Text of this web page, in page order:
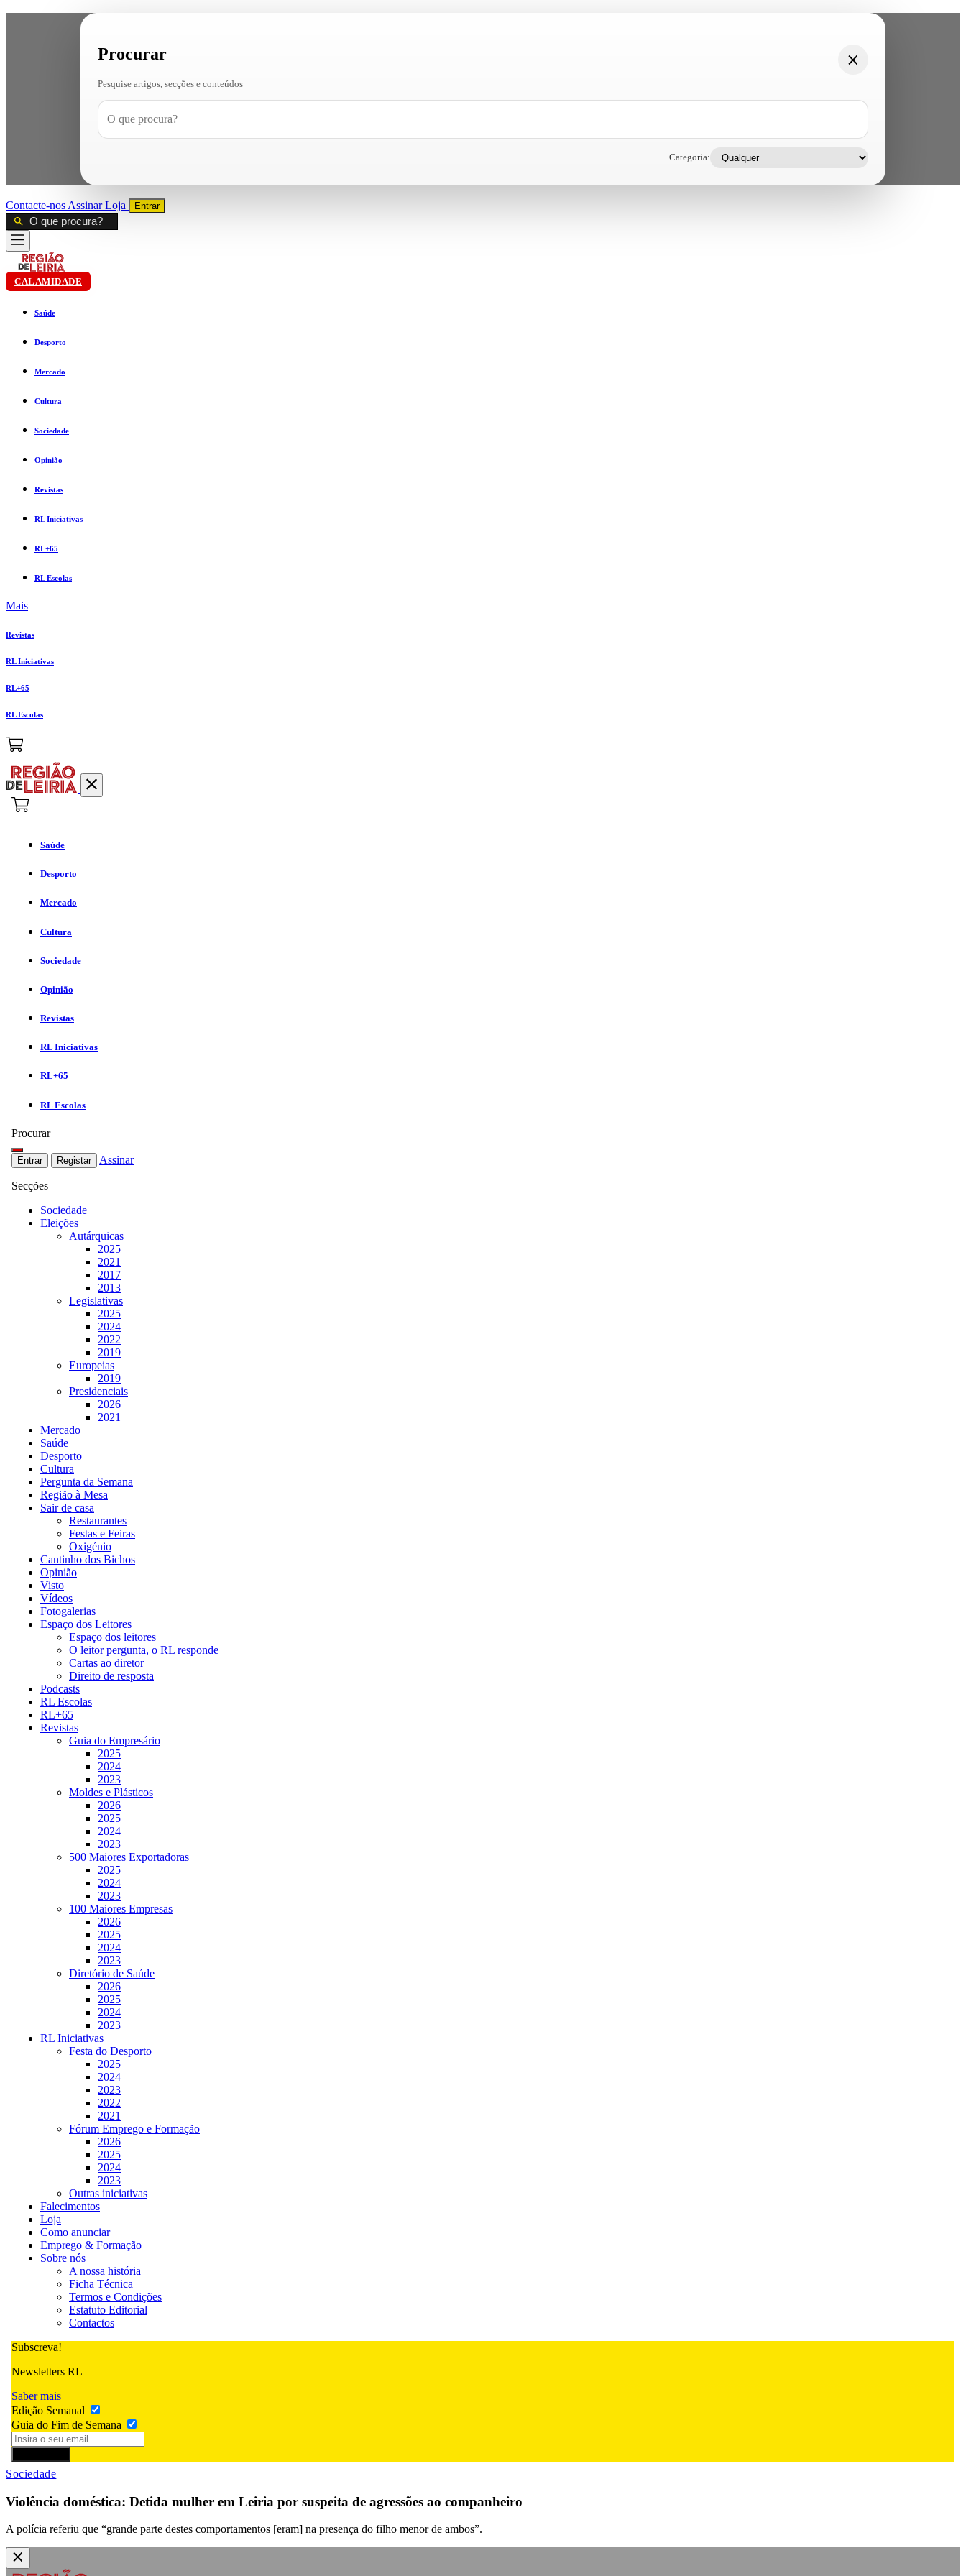
Procurar
Pesquise artigos, secções e conteúdos
Categoria:
Contacte-nos AssinarLoja Entrar
CALAMIDADE
Saúde
Desporto
Mercado
Cultura
Sociedade
Opinião
Revistas
RL Iniciativas
RL+65
RL Escolas
Mais
Revistas
RL Iniciativas
RL+65
RL Escolas
Saúde
Desporto
Mercado
Cultura
Sociedade
Opinião
Revistas
RL Iniciativas
RL+65
RL Escolas
Procurar
Entrar Registar Assinar
Secções
Sociedade
Eleições
Autárquicas
2025
2021
2017
2013
Legislativas
2025
2024
2022
2019
Europeias
2019
Presidenciais
2026
2021
Mercado
Saúde
Desporto
Cultura
Pergunta da Semana
Região à Mesa
Sair de casa
Restaurantes
Festas e Feiras
Oxigénio
Cantinho dos Bichos
Opinião
Visto
Vídeos
Fotogalerias
Espaço dos Leitores
Espaço dos leitores
O leitor pergunta, o RL responde
Cartas ao diretor
Direito de resposta
Podcasts
RL Escolas
RL+65
Revistas
Guia do Empresário
2025
2024
2023
Moldes e Plásticos
2026
2025
2024
2023
500 Maiores Exportadoras
2025
2024
2023
100 Maiores Empresas
2026
2025
2024
2023
Diretório de Saúde
2026
2025
2024
2023
RL Iniciativas
Festa do Desporto
2025
2024
2023
2022
2021
Fórum Emprego e Formação
2026
2025
2024
2023
Outras iniciativas
Falecimentos
Loja
Como anunciar
Emprego & Formação
Sobre nós
A nossa história
Ficha Técnica
Termos e Condições
Estatuto Editorial
Contactos
Subscreva!
Newsletters RL
Saber mais
Edição Semanal
Guia do Fim de Semana
Sociedade
Violência doméstica: Detida mulher em Leiria por suspeita de agressões ao companheiro
A polícia referiu que “grande parte destes comportamentos [eram] na presença do filho menor de ambos”.